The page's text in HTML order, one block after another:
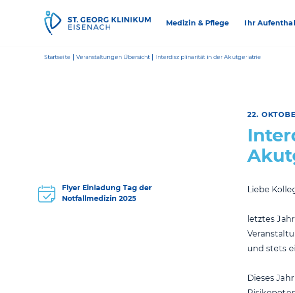
Medizin & Pflege Ihr
Startseite Veranstaltungen Übersicht Interdisziplinarität in der Akutgeriatrie
22.
Liebe
letztes
und stets
Dieses
Flyer Einladung Tag der
Notfallmedizin 2025